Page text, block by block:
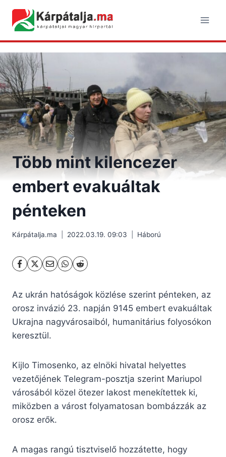
content
Több mint kilencezer
embert evakuáltak
pénteken
Kárpátalja.ma 2022.03.19. 09:03 Háború
Az ukrán hatóságok közlése szerint pénteken, az
orosz invázió 23. napján 9145 embert evakuáltak
Ukrajna nagyvárosaiból, humanitárius folyosókon
keresztül.
Kijlo Timosenko, az elnöki hivatal helyettes
vezetőjének Telegram-posztja szerint Mariupol
városából közel ötezer lakost menekítettek ki,
miközben a várost folyamatosan bombázzák az
orosz erők.
A magas rangú tisztviselő hozzátette, hogy